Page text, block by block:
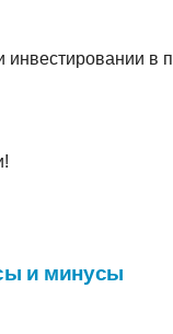
в
и минусы